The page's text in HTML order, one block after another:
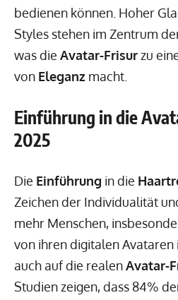
bedienen können. Hoher
Styles stehen im Zentrum
was die Avatar-Frisurzu
von Eleganz macht.
Einführung in die
2025
Die Einführung in die
Zeichen der Individualität
mehr Menschen,
von ihren digitalen Avataren
auch auf die realenAvatar-
Studien zeigen, dass 84%